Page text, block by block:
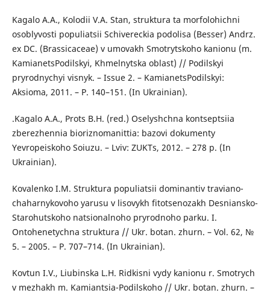
Kagalo A.A., Kolodii V.A. Stan, struktura ta morfolohichni
osoblyvosti populiatsii Schivereckia podolisa (Besser) Andrz.
ex DC. (Brassicaceae) v umovakh Smotrytskoho kanionu (m.
KamianetsPodilskyi, Khmelnytska oblast) // Podilskyi
pryrodnychyi visnyk. – Issue 2. – KamianetsPodilskyi:
Aksioma, 2011. – P. 140–151. (In Ukrainian).
.Kagalo A.A., Prots B.H. (red.) Oselyshchna kontseptsiia
zberezhennia bioriznomanittia: bazovi dokumenty
Yevropeiskoho Soiuzu. – Lviv: ZUKTs, 2012. – 278 p. (In
Ukrainian).
Kovalenko I.M. Struktura populiatsii dominantiv traviano-
chaharnykovoho yarusu v lisovykh fitotsenozakh Desniansko-
Starohutskoho natsionalnoho pryrodnoho parku. I.
Ontohenetychna struktura // Ukr. botan. zhurn. – Vol. 62, №
5. – 2005. – P. 707–714. (In Ukrainian).
Kovtun I.V., Liubinska L.H. Ridkisni vydy kanionu r. Smotrych
v mezhakh m. Kamiantsia-Podilskoho // Ukr. botan. zhurn. –